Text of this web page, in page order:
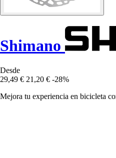
Shimano
Desde
29,49 € 21,20 € -28%
Mejora tu experiencia en bicicleta